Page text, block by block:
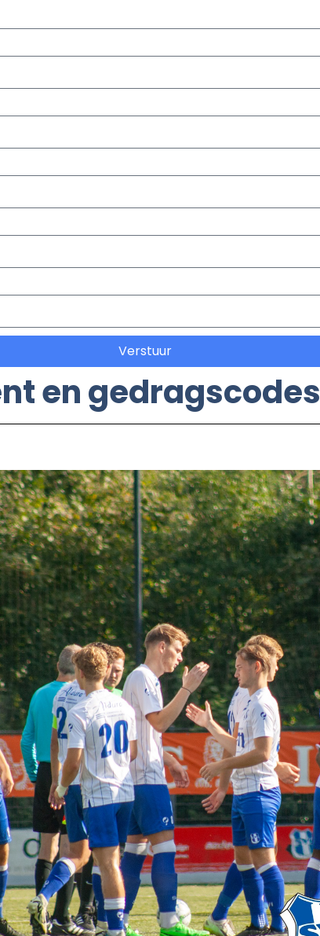
Verstuur
en gedragscodes